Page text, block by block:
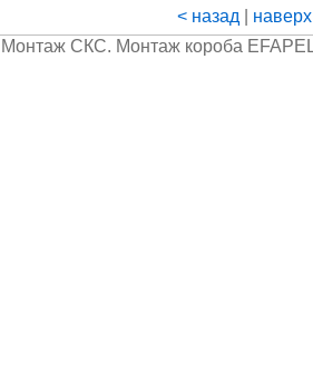
< назад наверх